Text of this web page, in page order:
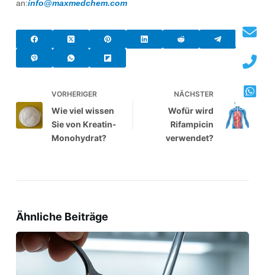
an:info@maxmedchem.com
VORHERIGER
Wie viel wissen
Sie von Kreatin-
Monohydrat?
NÄCHSTER
Wofür wird
Rifampicin
verwendet?
Ähnliche Beiträge